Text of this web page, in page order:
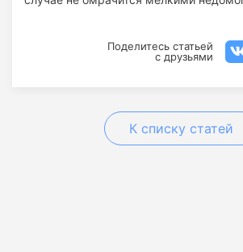
Поделитесь статьей
с друзьями
К списку статей